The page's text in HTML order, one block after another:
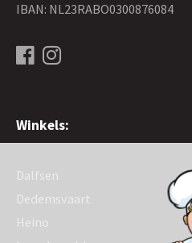
IBAN: NL23RABO0300876084
Winkels:
Dalfsen
Dedemsvaart
Heino